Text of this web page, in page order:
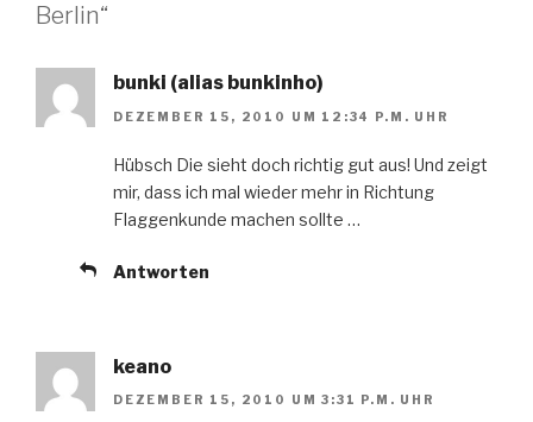
Berlin“
bunki (alias bunkinho)
DEZEMBER 15, 2010 UM 12:34 P.M. UHR
Hübsch Die sieht doch richtig gut aus! Und zeigt
mir, dass ich mal wieder mehr in Richtung
Flaggenkunde machen sollte …
Antworten
keano
DEZEMBER 15, 2010 UM 3:31 P.M. UHR